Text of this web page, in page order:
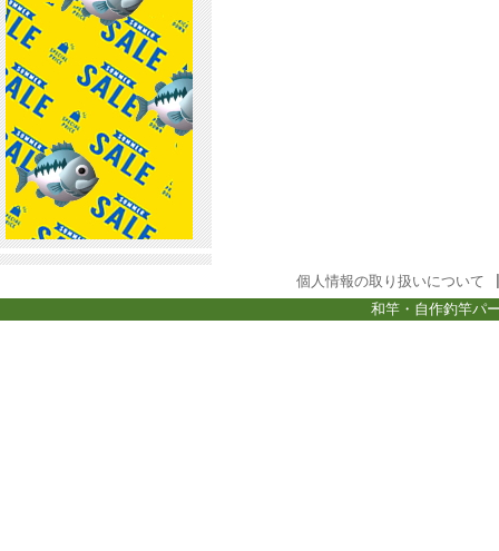
個人情報の取り扱いについて
和竿・自作釣竿パ